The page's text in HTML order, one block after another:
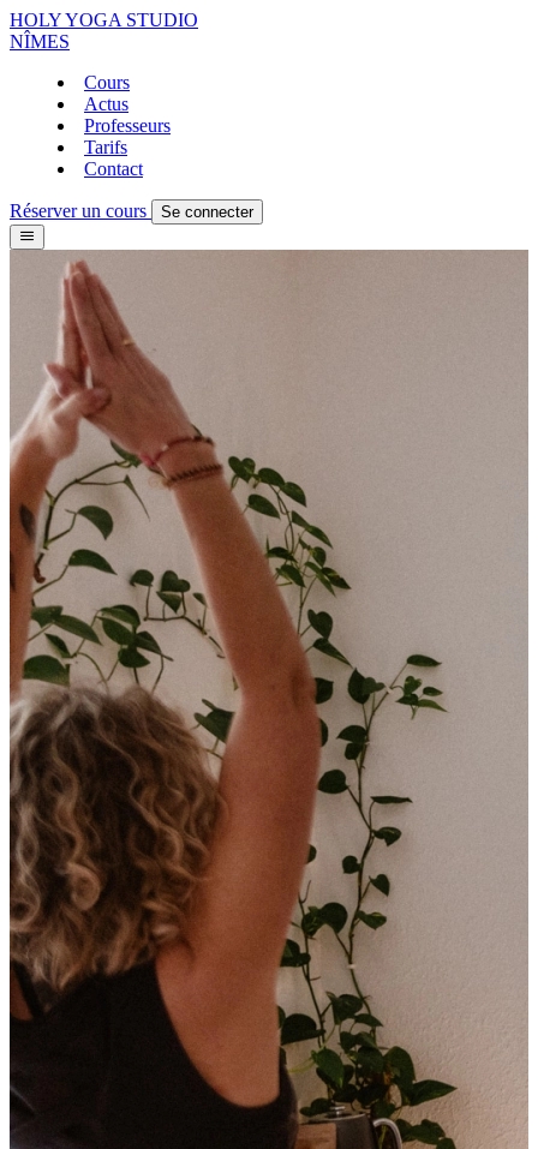
HOLY YOGA STUDIO
NÎMES
Cours
Actus
Professeurs
Tarifs
Contact
Réserver un cours Se connecter